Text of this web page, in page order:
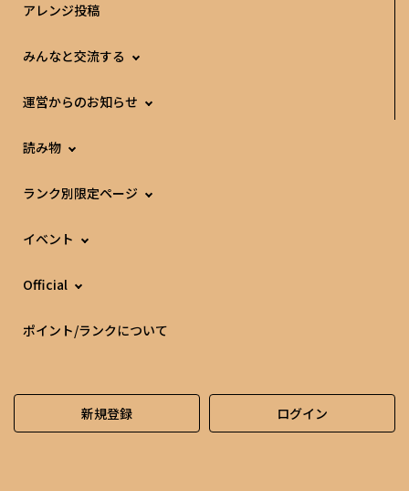
アレンジ投稿
みんなと交流する
運営からのお知らせ
読み物
ランク別限定ページ
イベント
Official
ポイント/ランクについて
新規登録 ログイン